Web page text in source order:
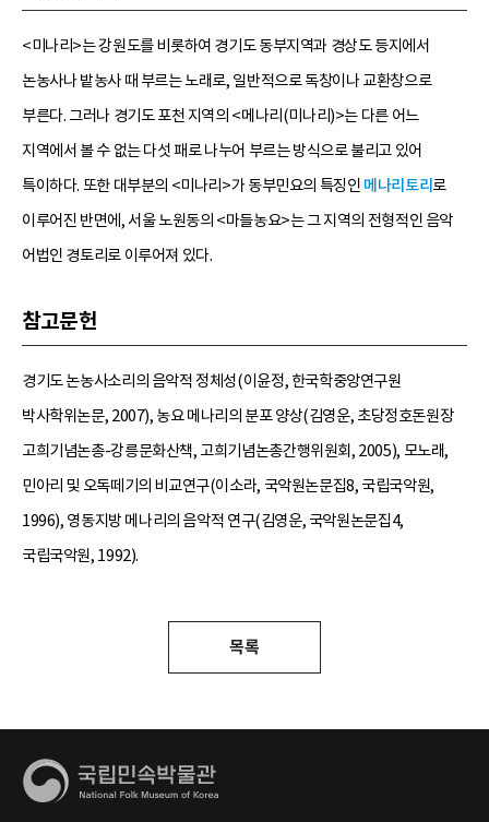
<미나리>는 강원도를 비롯하여 경기도 동부지역과 경상도 등지에서
논농사나 밭농사 때 부르는 노래로, 일반적으로 독창이나 교환창으로
부른다. 그러나 경기도 포천 지역의 <메나리(미나리)>는 다른 어느
지역에서 볼 수 없는 다섯 패로 나누어 부르는 방식으로 불리고 있어
특이하다. 또한 대부분의 <미나리>가 동부민요의 특징인 메나리토리 로
이루어진 반면에, 서울 노원동의 <마들농요>는 그 지역의 전형적인 음악
어법인 경토리로 이루어져 있다.
참고문헌
경기도 논농사소리의 음악적 정체성(이윤정, 한국학중앙연구원
박사학위논문, 2007), 농요 메나리의 분포 양상(김영운, 초당정호돈원장
고희기념논총-강릉문화산책, 고희기념논총간행위원회, 2005), 모노래,
민아리 및 오독떼기의 비교연구(이소라, 국악원논문집8, 국립국악원,
1996), 영동지방 메나리의 음악적 연구(김영운, 국악원논문집4,
국립국악원, 1992).
목록